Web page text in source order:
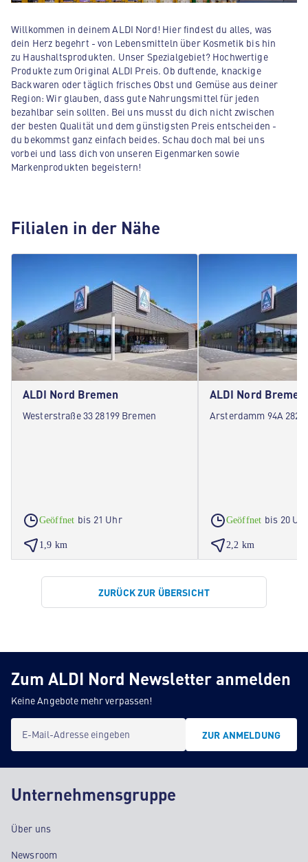
Willkommen in deinem ALDI Nord! Hier findest du alles, was
dein Herz begehrt - von Lebensmitteln über Kosmetik bis hin
zu Haushaltsprodukten. Unser Spezialgebiet? Hochwertige
Produkte zum Original ALDI Preis. Ob duftende, knackige
Backwaren oder täglich frisches Obst und Gemüse aus deiner
Region: Wir glauben, dass gute Nahrungsmittel für jeden
bezahlbar sein sollten. Bei uns musst du dich nicht zwischen
der besten Qualität und dem günstigsten Preis entscheiden -
du bekommst ganz einfach beides. Schau doch mal bei uns
vorbei und lass dich von unseren Eigenmarken sowie
Markenprodukten begeistern!
Filialen in der Nähe
ALDI Nord Bremen
Westerstraße 33 28199 Bremen
Geöffnet bis 21 Uhr
1,9 km
ALDI Nord Bremen
Arsterdamm 94A
Geöffnet bis 20
2,2 km
ZURÜCK ZUR ÜBERSICHT
Zum ALDI Nord Newsletter anmelden
Keine Angebote mehr verpassen!
E-Mail-Adresse eingeben ZUR ANMELDUNG
Unternehmensgruppe
Über uns
Newsroom